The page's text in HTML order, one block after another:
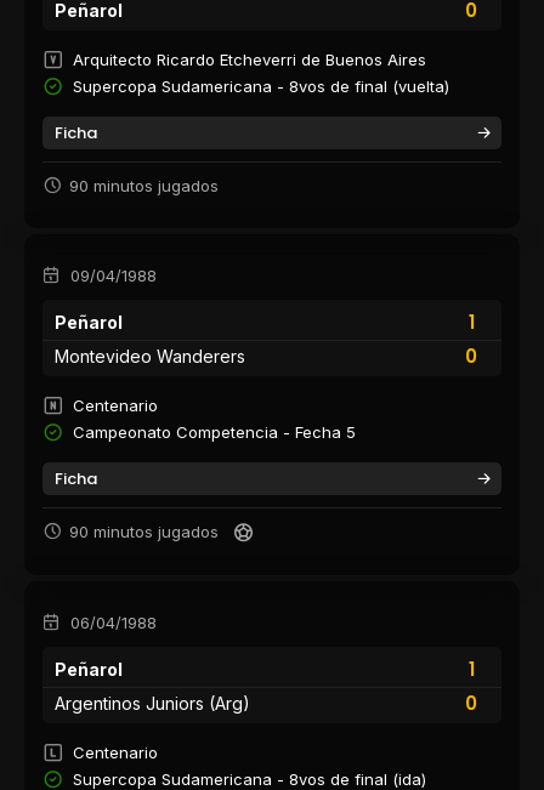
0
Peñarol
Arquitecto Ricardo Etcheverri de Buenos Aires
Supercopa Sudamericana - 8vos de final (vuelta)
Ficha
90 minutos jugados
09/04/1988
Peñarol
1
0
Montevideo Wanderers
Centenario
Campeonato Competencia - Fecha 5
Ficha
90 minutos jugados
06/04/1988
Peñarol
1
0
Argentinos Juniors (Arg)
Centenario
Supercopa Sudamericana - 8vos de final (ida)